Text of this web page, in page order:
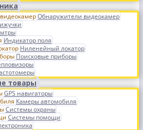
Обнаружители видеокамер
Индикатор поля
Ниленейный локатор
Поисковые приборы
товары
GPS навигаторы
Камеры автомобиля
Системы охраны
Системы помощи